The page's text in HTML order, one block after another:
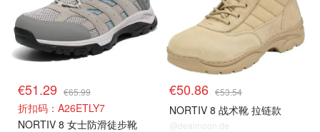
€51.29 €65.99
折扣码：A26ETLY7
NORTIV 8 女士防滑徒步靴
€50.86 €53.54
NORTIV 8 战术靴 拉链款
@dealmoon.de